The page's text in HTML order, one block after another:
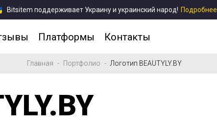
Bitsitem поддерживает Украину и украинский народ! Подробнее
Платформы Контакты
Главная Портфолио Логотип BEAUTYLY.BY